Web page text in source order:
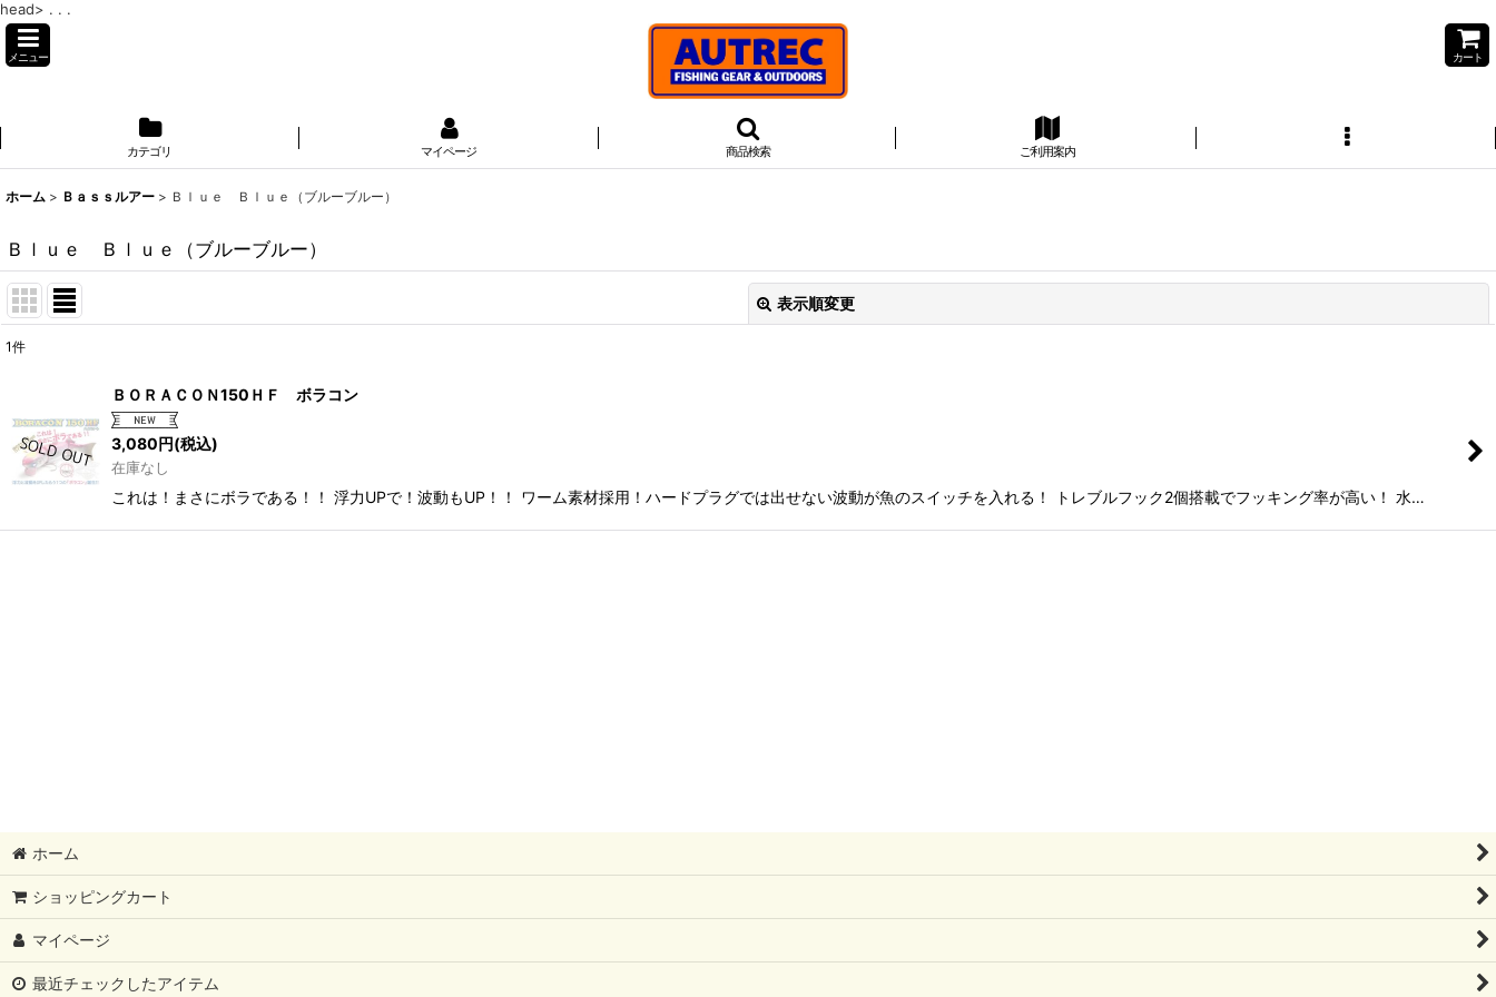
head> . . .
メニュー カート
カテゴリ マイページ 商品検索 ご利用案内
ホーム > Ｂａｓｓルアー > Ｂｌｕｅ Ｂｌｕｅ（ブルーブルー）
Ｂｌｕｅ Ｂｌｕｅ（ブルーブルー）
表示順変更
並び順:
絞り込む
1件
ＢＯＲＡＣＯＮ150ＨＦ ボラコン
3,080円(税込)
在庫なし
これは！まさにボラである！！ 浮力UPで！波動もUP！！ ワーム素材採用！ハードプラグでは出せない波動が魚のスイッチを入れる！ トレブルフック2個搭載でフッキング率が高い！ 水…
ホーム
ショッピングカート
マイページ
最近チェックしたアイテム